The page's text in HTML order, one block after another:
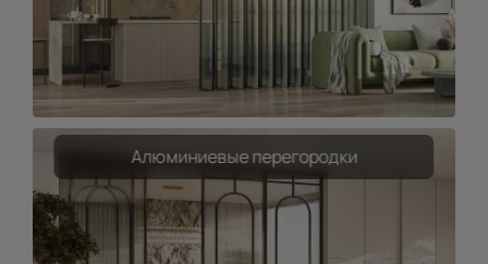
Алюминиевые перегородки